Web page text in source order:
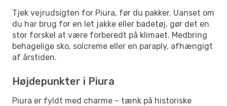
Tjek vejrudsigten for Piura, før du pakker. Uanset om
du har brug for en let jakke eller badetøj, gør det en
stor forskel at være forberedt på klimaet. Medbring
behagelige sko, solcreme eller en paraply, afhængigt
af årstiden.
Højdepunkter i Piura
Piura er fyldt med charme – tænk på historiske